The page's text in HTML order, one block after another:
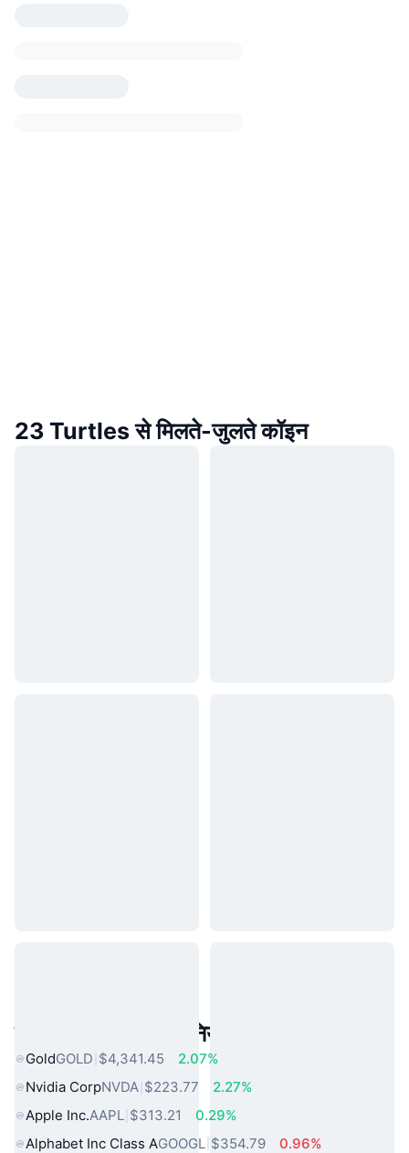
23 Turtles से मिलते-जुलते कॉइन
लोकप्रिय वास्तविक दुनिया की संपत्तियां
GoldGOLD $4,341.45
2.07%
Nvidia CorpNVDA $223.77
2.27%
Apple Inc.AAPL $313.21
0.29%
Alphabet Inc Class AGOOGL $354.79
0.96%